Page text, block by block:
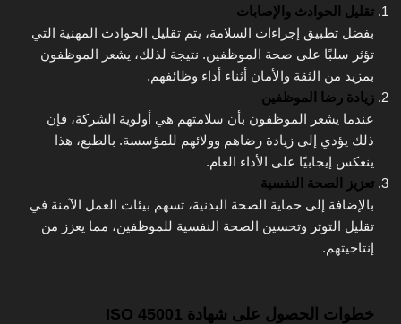
تقليل الحوادث والإصابات
بفضل تطبيق إجراءات السلامة، يتم تقليل الحوادث المهنية التي
تؤثر سلبًا على صحة الموظفين. نتيجة لذلك، يشعر الموظفون
بمزيد من الثقة والأمان أثناء أداء وظائفهم.
زيادة رضا الموظفين
عندما يشعر الموظفون بأن سلامتهم هي أولوية الشركة، فإن
ذلك يؤدي إلى زيادة رضاهم وولائهم للمؤسسة. بالطبع، هذا
ينعكس إيجابيًا على الأداء العام.
تعزيز الصحة النفسية
بالإضافة إلى حماية الصحة البدنية، تسهم بيئات العمل الآمنة في
تقليل التوتر وتحسين الصحة النفسية للموظفين، مما يعزز من
إنتاجيتهم.
خطوات الحصول على شهادة ISO 45001